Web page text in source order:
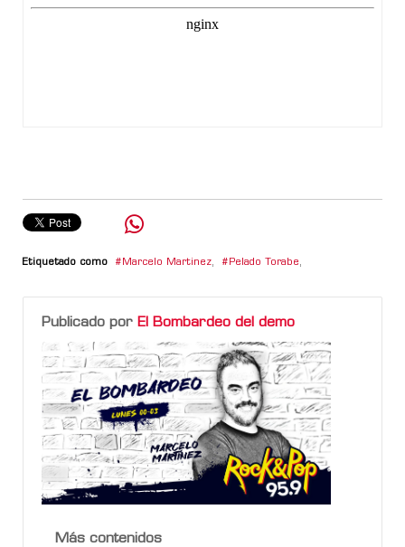
Etiquetado como Marcelo Martinez, Pelado Torabe,
Publicado por El Bombardeo del demo
Más contenidos